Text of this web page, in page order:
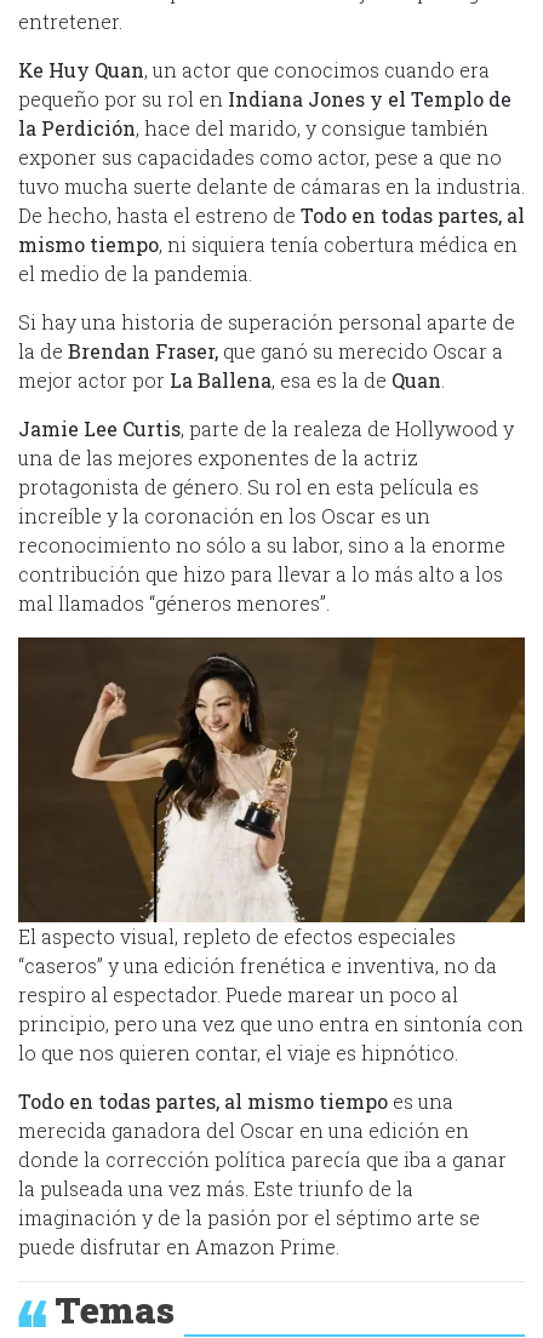
entretener.
Ke Huy Quan, un actor que conocimos cuando era
pequeño por su rol en Indiana Jones y el Templo de
la Perdición, hace del marido, y consigue también
exponer sus capacidades como actor, pese a que no
tuvo mucha suerte delante de cámaras en la industria.
De hecho, hasta el estreno de Todo en todas partes, al
mismo tiempo, ni siquiera tenía cobertura médica en
el medio de la pandemia.
Si hay una historia de superación personal aparte de
la de Brendan Fraser, que ganó su merecido Oscar a
mejor actor por La Ballena, esa es la de Quan
Jamie Lee Curtis, parte de la realeza de Hollywood y
una de las mejores exponentes de la actriz
protagonista de género. Su rol en esta película es
increíble y la coronación en los Oscar es un
reconocimiento no sólo a su labor, sino a la enorme
contribución que hizo para llevar a lo más alto a los
mal llamados “géneros menores”.
El aspecto visual, repleto de efectos especiales
“caseros” y una edición frenética e inventiva, no da
respiro al espectador. Puede marear un poco al
principio, pero una vez que uno entra en sintonía con
lo que nos quieren contar, el viaje es hipnótico.
Todo en todas partes, al mismo tiempo es una
merecida ganadora del Oscar en una edición en
donde la corrección política parecía que iba a ganar
la pulseada una vez más. Este triunfo de la
imaginación y de la pasión por el séptimo arte se
puede disfrutar en Amazon Prime.
Temas